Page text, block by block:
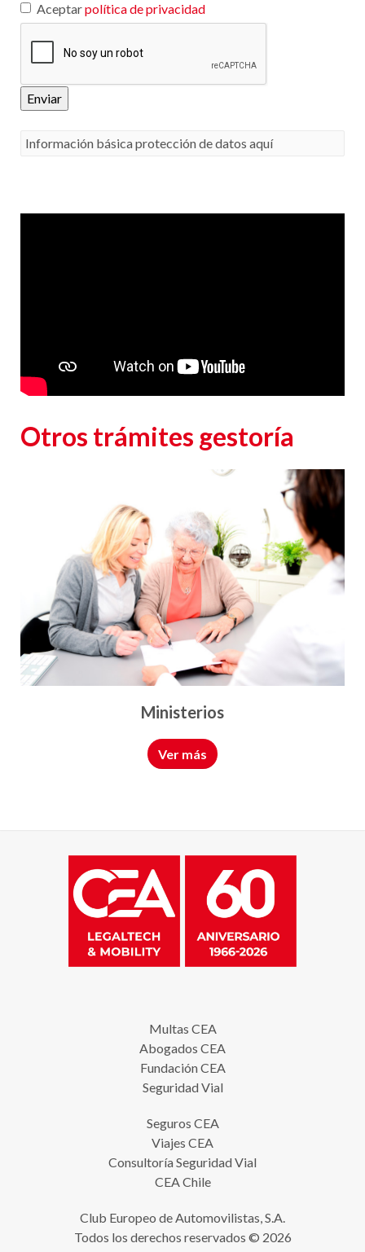
Aceptarpolítica de privacidad
Enviar
Información básica protección de datos aquí
Otros trámites gestoría
Ayuntamientos
Ver más
Multas CEA
Abogados CEA
Fundación CEA
Seguridad Vial
Seguros CEA
Viajes CEA
Consultoría Seguridad Vial
CEA Chile
Club Europeo de Automovilistas, S.A.
Todos los derechos reservados © 2026